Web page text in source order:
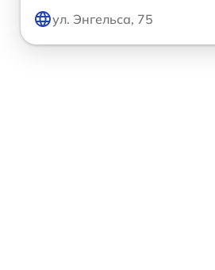
ул. Энгельса, 75